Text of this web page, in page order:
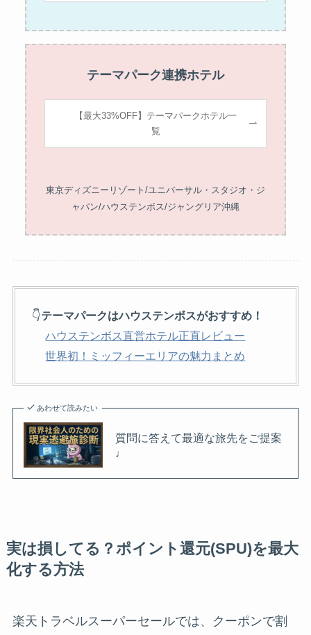
テーマパーク連携ホテル
【最大33%OFF】テーマパークホテル一
覧
東京ディズニーリゾート/ユニバーサル・スタジオ・ジ
ャパン/ハウステンボス/ジャングリア沖縄
👇テーマパークはハウステンボスがおすすめ！
ハウステンボス直営ホテル正直レビュー
世界初！ミッフィーエリアの魅力まとめ
あわせて読みたい
質問に答えて最適な旅先をご提案
♩
実は損してる？ポイント還元(SPU)を最大
化する方法
楽天トラベルスーパーセールでは、クーポンで割